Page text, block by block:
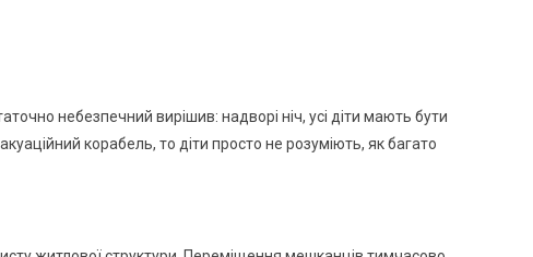
небезпечний вирішив: надворі ніч, усі діти мають бути
корабель, то діти просто не розуміють, як багато